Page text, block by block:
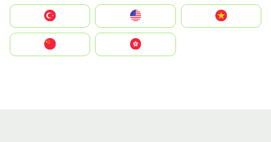
United States
中國香港特別行政區